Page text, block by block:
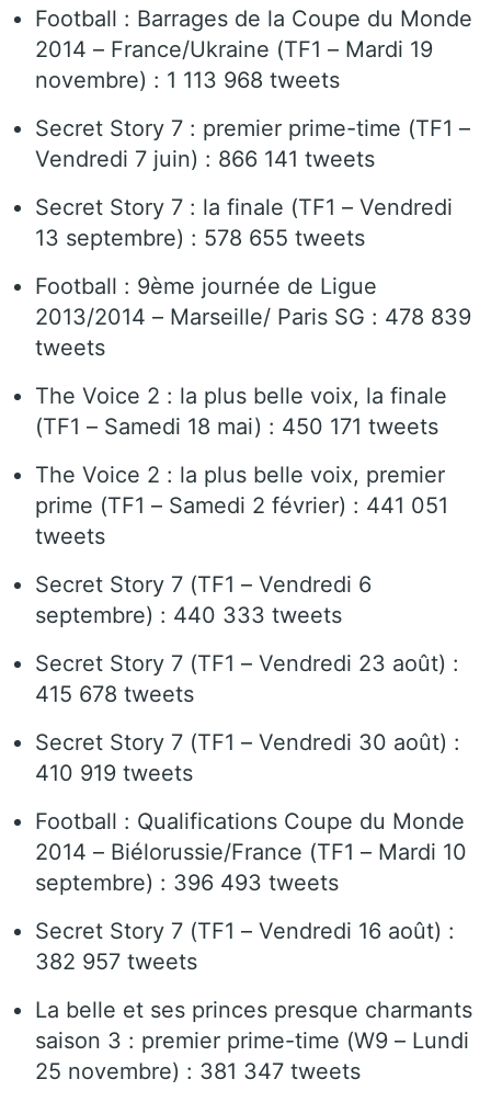
Football : Barrages de la Coupe du Monde
2014 – France/Ukraine (TF1 – Mardi 19
novembre) : 1 113 968 tweets
Secret Story 7 : premier prime-time (TF1 –
Vendredi 7 juin) : 866 141 tweets
Secret Story 7 : la finale (TF1 – Vendredi
13 septembre) : 578 655 tweets
Football : 9ème journée de Ligue
2013/2014 – Marseille/ Paris SG : 478 839
tweets
The Voice 2 : la plus belle voix, la finale
(TF1 – Samedi 18 mai) : 450 171 tweets
The Voice 2 : la plus belle voix, premier
prime (TF1 – Samedi 2 février) : 441 051
tweets
Secret Story 7 (TF1 – Vendredi 6
septembre) : 440 333 tweets
Secret Story 7 (TF1 – Vendredi 23 août) :
415 678 tweets
Secret Story 7 (TF1 – Vendredi 30 août) :
410 919 tweets
Football : Qualifications Coupe du Monde
2014 – Biélorussie/France (TF1 – Mardi 10
septembre) : 396 493 tweets
Secret Story 7 (TF1 – Vendredi 16 août) :
382 957 tweets
La belle et ses princes presque charmants
saison 3 : premier prime-time (W9 – Lundi
25 novembre) : 381 347 tweets